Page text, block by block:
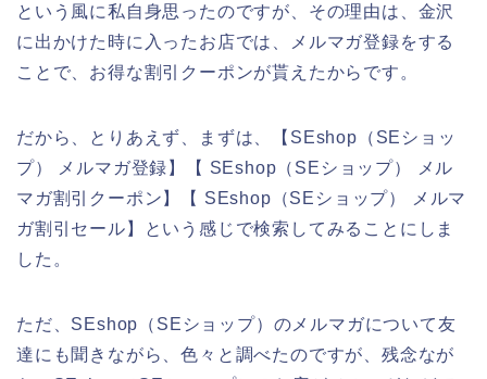
という風に私自身思ったのですが、その理由は、金沢
に出かけた時に入ったお店では、メルマガ登録をする
ことで、お得な割引クーポンが貰えたからです。
だから、とりあえず、まずは、【SEshop（SEショッ
プ） メルマガ登録】【 SEshop（SEショップ） メル
マガ割引クーポン】【 SEshop（SEショップ） メルマ
ガ割引セール】という感じで検索してみることにしま
した。
ただ、SEshop（SEショップ）のメルマガについて友
達にも聞きながら、色々と調べたのですが、残念なが